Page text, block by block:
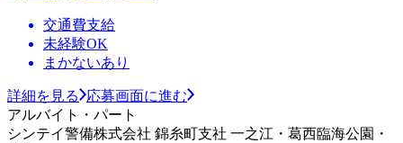
交通費支給
未経験OK
まかないあり
詳細を見る
応募画面に進む
アルバイト・パート
シンテイ警備株式会社 錦糸町支社 一之江・葛西臨海公園・